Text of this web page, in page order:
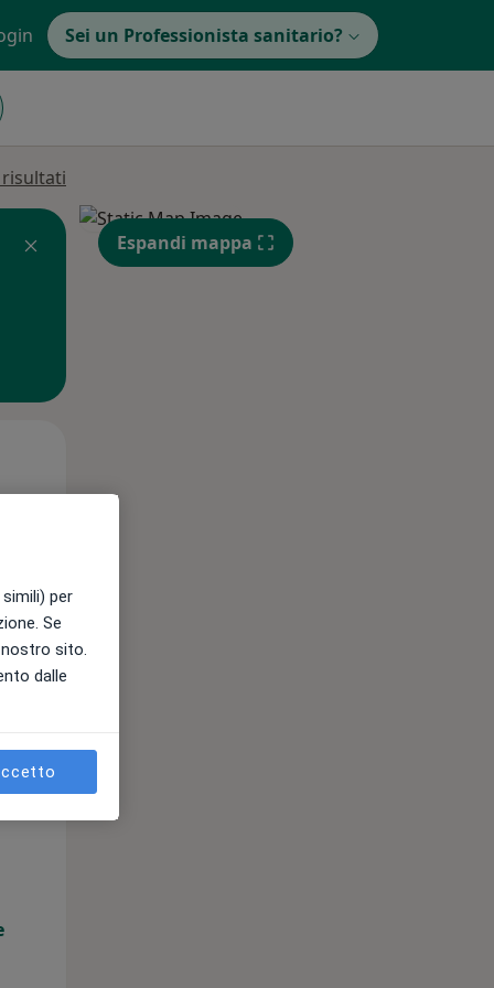
Sei un Professionista sanitario?
Lun,
Espandi mappa
per
Se
sito.
dalle